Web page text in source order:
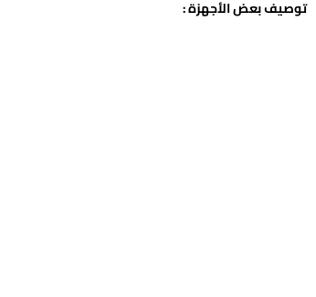
توصيف بعض الأجهزة :